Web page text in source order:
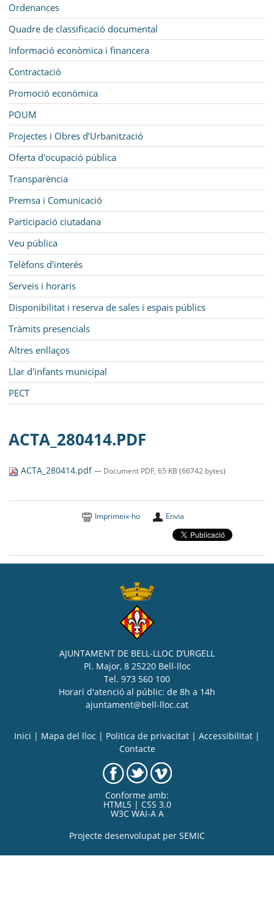
Ordenances
Quadre de classificació documental
Informació econòmica i financera
Contractació
Promoció econòmica
POUM
Projectes i Obres d’Urbanització
Oferta d'ocupació pública
Transparència
Premsa i Comunicació
Participació ciutadana
Veu pública
Telèfons d'interés
Serveis i horaris
Disponibilitat i reserva de sales i espais públics
Tràmits presencials
Altres enllaços
Llar d'infants municipal
PECT
ACTA_280414.PDF
ACTA_280414.pdf— Document PDF, 65 KB (66742 bytes)
Imprimeix-ho Envia
AJUNTAMENT DE BELL-LLOC D’URGELL
Pl. Major, 8 25220 Bell-lloc
Tel. 973 560 100
Horari d'atenció al públic: de 8h a 14h
ajuntament@bell-lloc.cat
Inici | Mapa del lloc | Politica de privacitat | Accessibilitat |
Contacte
Conforme amb:
HTML5 | CSS 3.0
W3C WAI-A A
Projecte desenvolupat per SEMIC